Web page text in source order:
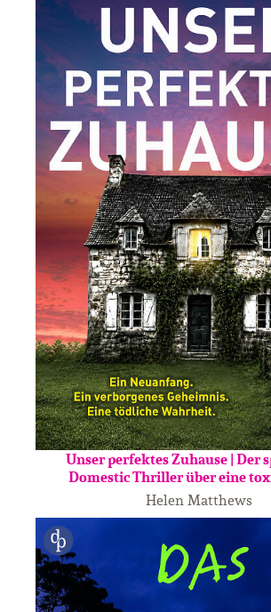
Unser perfektes Zuhause | Der
Domestic Thriller über eine
Helen Matthews